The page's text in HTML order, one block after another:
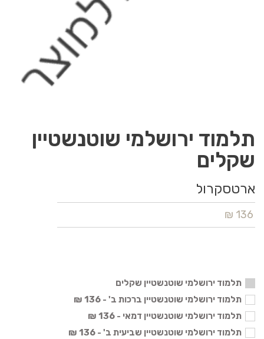
תלמוד ירושלמי שוטנשטיין
שקלים
ארטסקרול
136 ₪
תלמוד ירושלמי שוטנשטיין שקלים
תלמוד ירושלמי שוטנשטיין ברכות ב' - 136 ₪
תלמוד ירושלמי שוטנשטיין דמאי - 136 ₪
תלמוד ירושלמי שוטנשטיין שביעית ב' - 136 ₪